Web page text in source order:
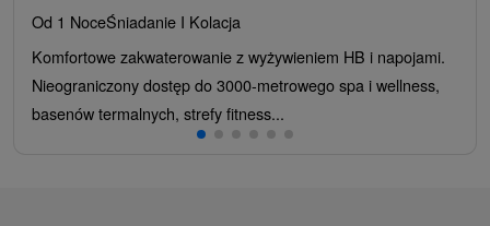
Od 1 NoceŚniadanie I Kolacja
Komfortowe zakwaterowanie z wyżywieniem HB i napojami.
Nieograniczony dostęp do 3000-metrowego spa i wellness,
basenów termalnych, strefy fitness...